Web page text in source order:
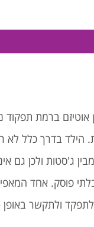
אוטיזם ברמת תפקוד
הילד בדרך כלל לא
ג'סטות ולכן גם
פוסק. אחד
ולתקשר באופן